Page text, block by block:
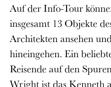
Auf der Info-Tour
insgesamt 13 Objekte
Architekten ansehen
hineingehen. Ein
Reisende auf den
Wright ist das Kenneth